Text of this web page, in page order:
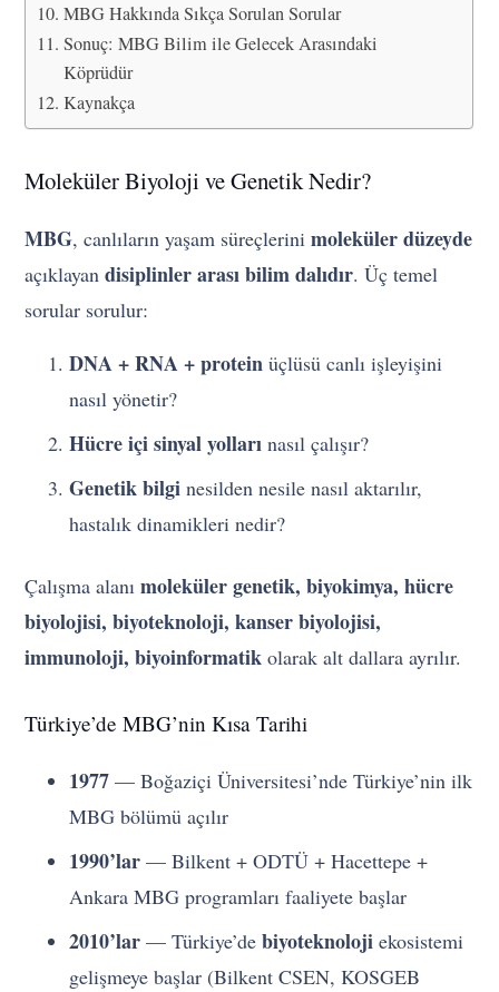
MBG Hakkında Sıkça Sorulan Sorular
Sonuç: MBG Bilim ile Gelecek Arasındaki
Köprüdür
Kaynakça
Moleküler Biyoloji ve Genetik Nedir?
MBG, canlıların yaşam süreçlerinimoleküler düzeyde
açıklayandisiplinler arası bilim dalıdır. Üç temel
sorular sorulur:
DNA + RNA + protein üçlüsü canlı işleyişini
nasıl yönetir?
Hücre içi sinyal yolları nasıl çalışır?
Genetik bilgi nesilden nesile nasıl aktarılır,
hastalık dinamikleri nedir?
Çalışma alanımoleküler genetik, biyokimya, hücre
biyolojisi, biyoteknoloji, kanser biyolojisi,
immunoloji, biyoinformatik olarak alt dallara ayrılır.
Türkiye’de MBG’nin Kısa Tarihi
1977 — Boğaziçi Üniversitesi’nde Türkiye’nin ilk
MBG bölümü açılır
1990’lar — Bilkent + ODTÜ + Hacettepe +
Ankara MBG programları faaliyete başlar
2010’lar — Türkiye’debiyoteknoloji ekosistemi
gelişmeye başlar (Bilkent CSEN, KOSGEB